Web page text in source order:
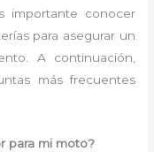
importante conocer
para asegurar un
A continuación,
más frecuentes
para mi moto?